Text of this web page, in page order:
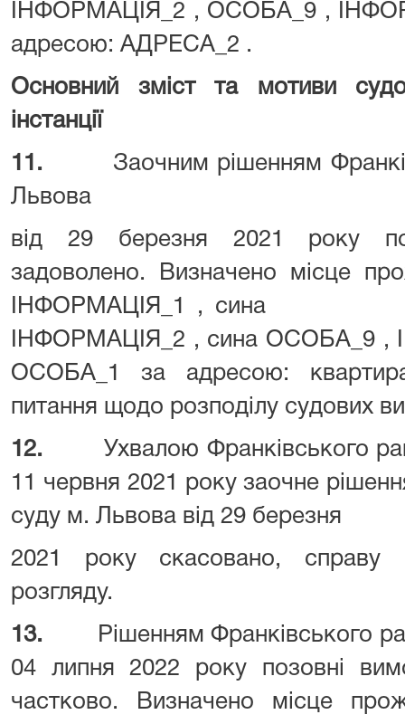
ІНФОРМАЦІЯ_2 , ОСОБА_9 ,
адресою: АДРЕСА_2 .
Основний зміст та мотиви
інстанції
11. Заочним рішенням
Львова
від 29 березня 2021 року
задоволено. Визначено місце
ІНФОРМАЦІЯ_1 ,
ІНФОРМАЦІЯ_2 , сина ОСОБА_9 ,
ОСОБА_1 за адресою:
питання щодо розподілу судових
12. Ухвалою Франківського
11 червня 2021 року заочне
суду м. Львова від 29 березня
2021 року скасовано, справу
розгляду.
13.
Рішенням Франківського
04 липня 2022 року позовні
частково. Визначено місце